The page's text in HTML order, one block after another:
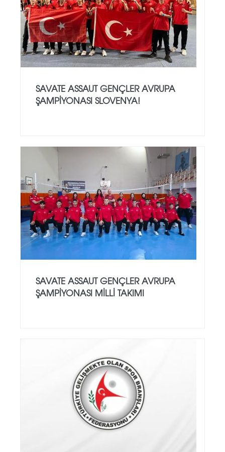
SAVATE ASSAUT GENÇLER AVRUPA
ŞAMPİYONASI SLOVENYA!
SAVATE ASSAUT GENÇLER AVRUPA
ŞAMPİYONASI MİLLİ TAKIMI